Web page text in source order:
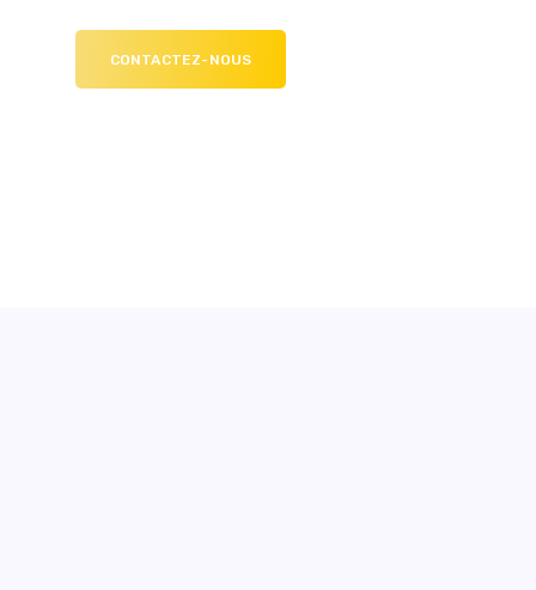
CONTACTEZ-NOUS